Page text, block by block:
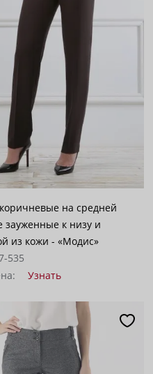
на средней
зауженные к низу и
из кожи - «Модис»
535
Узнать